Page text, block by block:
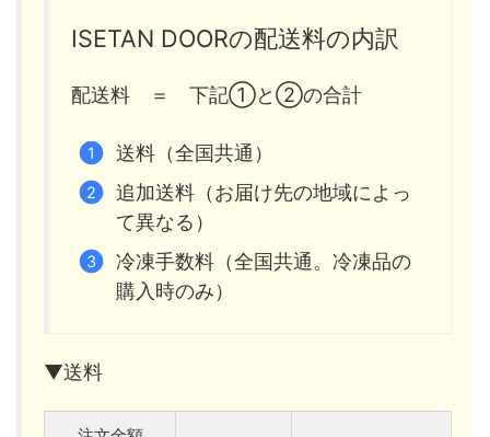
ISETAN DOORの配送料の内訳
配送料 ＝ 下記①と②の合計
送料（全国共通）
追加送料（お届け先の地域によっ
て異なる）
冷凍手数料（全国共通。冷凍品の
購入時のみ）
▼送料